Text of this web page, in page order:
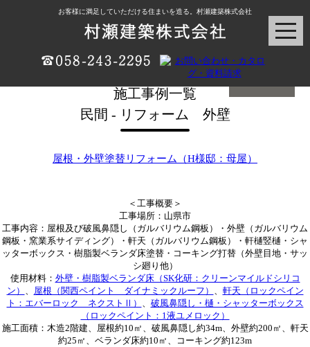
お客様に満足していただける住まいを造る。村瀬建築株式会社
施工事例一覧
民間 - リフォーム 外壁
屋根・外壁塗替リフォーム（H様邸：母屋）
＜工事概要＞
工事場所：山県市
工事内容：屋根及び破風鼻隠し（ガルバリウム鋼板）・外壁（ガルバリウム
鋼板・窯業系サイディング）・軒天（ガルバリウム鋼板）・軒樋竪樋・シャ
ッターボックス・樹脂製ベランダ床塗替・コーキング打替（外壁目地・サッ
シ廻り他）
使用材料： 外壁・樹脂製ベランダ床（SK化研：クリーンマイルドシリコ
ン） 、 屋根（関西ペイント ダイナミックルーフ） 、 軒天（ロックペイン
ト：エバーロック ネクストⅡ） 、 破風鼻隠し・樋・シャッターボックス
（ロックペイント：1液ユメロック）
施工面積：木造2階建、屋根約10㎡、破風鼻隠し約34m、外壁約200㎡、軒天
約25㎡、ベランダ床約10㎡、コーキング約123m